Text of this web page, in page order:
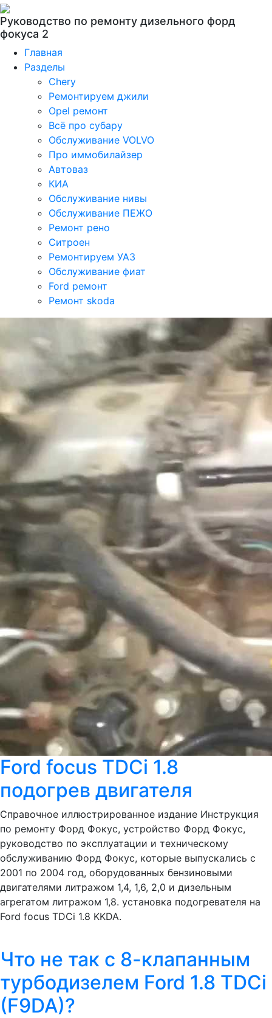
Руководство по ремонту дизельного форд
фокуса 2
Главная
Разделы
Chery
Ремонтируем джили
Opel ремонт
Всё про субару
Обслуживание VOLVO
Про иммобилайзер
Автоваз
КИА
Обслуживание нивы
Обслуживание ПЕЖО
Ремонт рено
Ситроен
Ремонтируем УАЗ
Обслуживание фиат
Ford ремонт
Ремонт skoda
Ford focus TDCi 1.8
подогрев двигателя
Справочное иллюстрированное издание Инструкция
по ремонту Форд Фокус, устройство Форд Фокус,
руководство по эксплуатации и техническому
обслуживанию Форд Фокус, которые выпускались с
2001 по 2004 год, оборудованных бензиновыми
двигателями литражом 1,4, 1,6, 2,0 и дизельным
агрегатом литражом 1,8. установка подогревателя на
Ford focus TDCi 1.8 KKDA.
Что не так с 8-клапанным
турбодизелем Ford 1.8 TDCi
(F9DA)?